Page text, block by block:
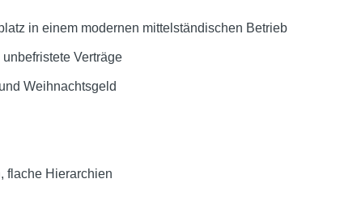
in einem modernen mittelständischen Betrieb
Verträge
Weihnachtsgeld
flache Hierarchien